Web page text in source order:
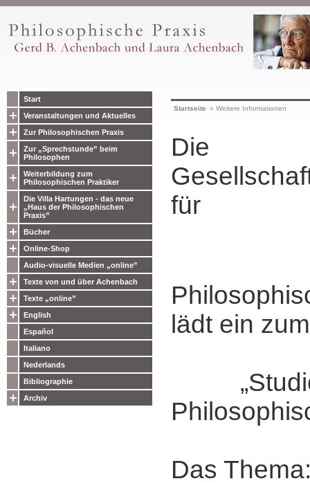
Start
Veranstaltungen und Aktuelles
Zur Philosophischen Praxis
Zur „Sprechstunde” beim
Philosophen
Weiterbildung zum
Philosophischen Praktiker
Die Villa Hartungen - das neue
„Haus der Philosophischen
Praxis”
Bücher
Online-Shop
Audio-visuelle Medien „online”
Texte von und über Achenbach
Texte „online”
English
Español
Italiano
Nederlands
Bibliographie
Archiv
Startseite » Weitere Informationen
Die
für
lädt ein zum
Das